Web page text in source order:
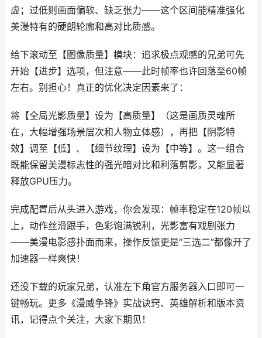
虚；过低则画面偏软、缺乏张力——这个区间能精准强化
美漫特有的硬朗轮廓和高对比质感。
给下滚动至【图像质量】模块：追求极点观感的兄弟可先
开始【进步】选项，但注意——此时帧率也许回落至60帧
左右。别担心！真正的优化决定因素来了：
将【全局光影质量】设为【高质量】（这是画质灵魂所
在，大幅增强场景层次和人物立体感），再把【阴影特
效】调至【低】、【细节纹理】设为【中等】。这一组合
既能保留美漫标志性的强光暗对比和利落剪影，又能显著
释放GPU压力。
完成配置后从头进入游戏，你会发现：帧率稳定在120帧以
上，动作丝滑跟手，色彩饱满锐利，光影富有戏剧张力
——美漫电影感扑面而来，操作反馈更是“三选二”都像开了
加速器一样爽快！
还没下载的玩家兄弟，认准左下角官方服务器入口即可一
键畅玩。更多《漫威争锋》实战诀窍、英雄解析和版本资
讯，记得点个关注，大家下期见！